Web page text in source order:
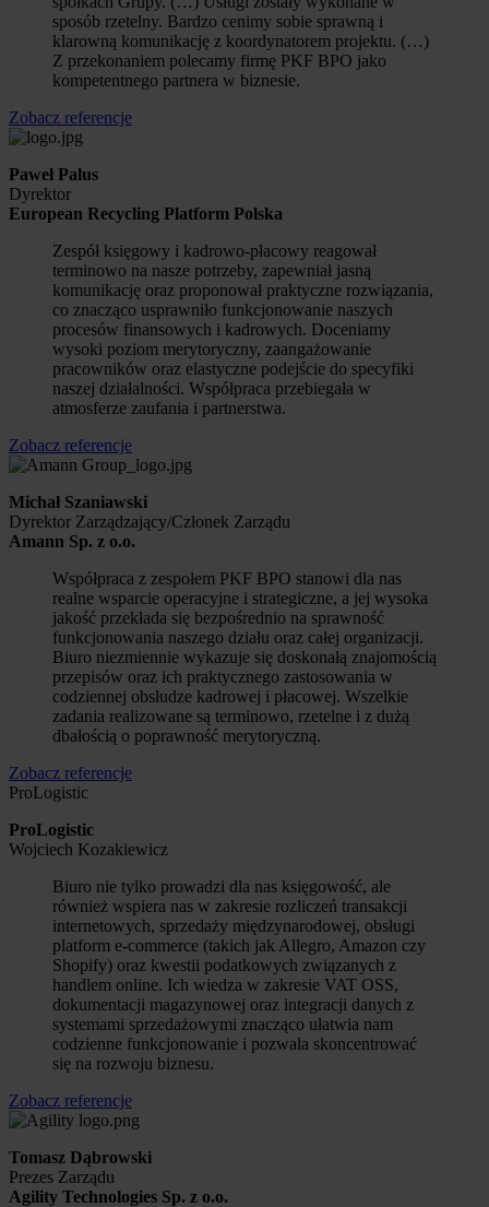
sposób rzetelny. Bardzo cenimy sobie sprawną i
klarowną komunikację z koordynatorem projektu. (…)
Z przekonaniem polecamy firmę PKF BPO jako
kompetentnego partnera w biznesie.
Zobacz referencje
Paweł Palus
Dyrektor
European Recycling Platform Polska
Zespół księgowy i kadrowo-płacowy reagował
terminowo na nasze potrzeby, zapewniał jasną
komunikację oraz proponował praktyczne rozwiązania,
co znacząco usprawniło funkcjonowanie naszych
procesów finansowych i kadrowych. Doceniamy
wysoki poziom merytoryczny, zaangażowanie
pracowników oraz elastyczne podejście do specyfiki
naszej działalności. Współpraca przebiegała w
atmosferze zaufania i partnerstwa.
Zobacz referencje
Michał Szaniawski
Dyrektor Zarządzający/Członek Zarządu
Amann Sp. z o.o.
Współpraca z zespołem PKF BPO stanowi dla nas
realne wsparcie operacyjne i strategiczne, a jej wysoka
jakość przekłada się bezpośrednio na sprawność
funkcjonowania naszego działu oraz całej organizacji.
Biuro niezmiennie wykazuje się doskonałą znajomością
przepisów oraz ich praktycznego zastosowania w
codziennej obsłudze kadrowej i płacowej. Wszelkie
zadania realizowane są terminowo, rzetelne i z dużą
dbałością o poprawność merytoryczną.
Zobacz referencje
ProLogistic
ProLogistic
Wojciech Kozakiewicz
Biuro nie tylko prowadzi dla nas księgowość, ale
również wspiera nas w zakresie rozliczeń transakcji
internetowych, sprzedaży międzynarodowej, obsługi
platform e-commerce (takich jak Allegro, Amazon czy
Shopify) oraz kwestii podatkowych związanych z
handlem online. Ich wiedza w zakresie VAT OSS,
dokumentacji magazynowej oraz integracji danych z
systemami sprzedażowymi znacząco ułatwia nam
codzienne funkcjonowanie i pozwala skoncentrować
się na rozwoju biznesu.
Zobacz referencje
Tomasz Dąbrowski
Prezes Zarządu
Agility Technologies Sp. z o.o.